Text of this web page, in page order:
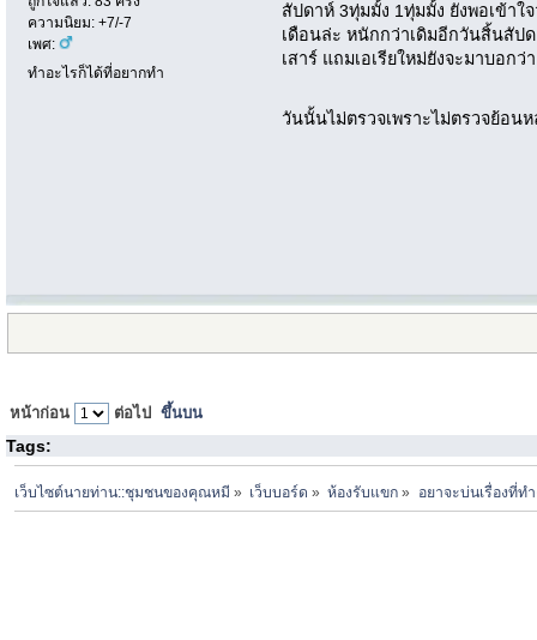
ความนิยม: +7/-7
เพศ:
ทำอะไรก็ได้ที่อยากทำ
สัปดาห์ 3ทุ่มมั้ง 1ทุ่มมั้ง ยังพอเข้า
เดือนล่ะ หนักกว่าเดิมอีกวันสิ้นสัป
เสาร์ แถมเอเรียใหม่ยังจะมาบอก
วันนั้นไม่ตรวจเพราะไม่ตรวจย้อน
หน้าก่อน ต่อไป ขึ้นบน
Tags:
เว็บไซต์นายท่าน::ชุมชนของคุณหมี » เว็บบอร์ด » ห้องรับแขก » อยาจะบ่นเรื่องที่ท